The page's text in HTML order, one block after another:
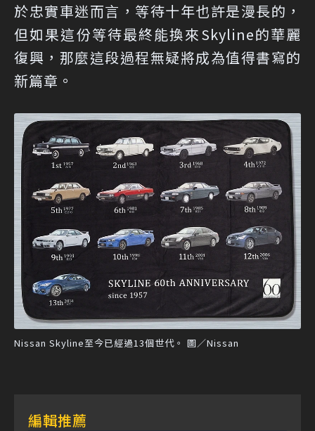
於忠實車迷而言，等待十年也許是漫長的，
但如果這份等待最終能換來Skyline的華麗
復興，那麼這段過程無疑將成為值得書寫的
新篇章。
Nissan Skyline至今已經過13個世代。 圖／Nissan
編輯推薦